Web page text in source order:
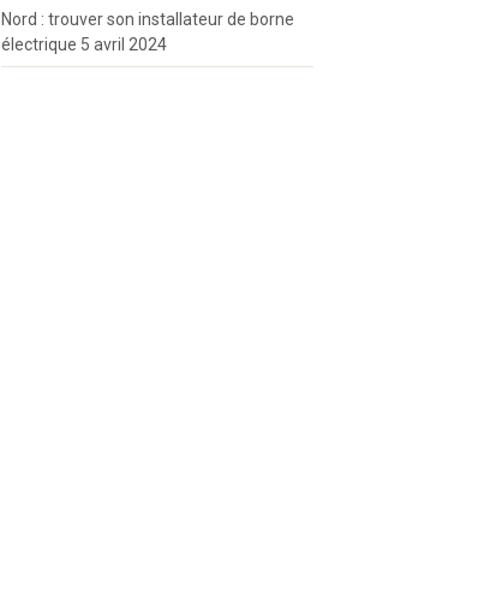
Nord : trouver son installateur de borne
électrique 5 avril 2024